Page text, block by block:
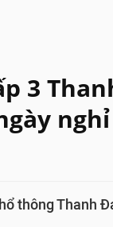
3
thông Thanh